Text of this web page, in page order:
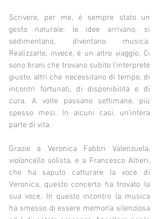
Scrivere, per me, è sempre stato un
gesto naturale: le idee arrivano, si
sedimentano, diventano musica.
Realizzarle, invece, è un altro viaggio. Ci
sono brani che trovano subito l’interprete
giusto, altri che necessitano di tempo, di
incontri fortunati, di disponibilità e di
cura. A volte passano settimane, più
spesso mesi. In alcuni casi, un’intera
parte di vita.
Grazie a Veronica Fabbri Valenzuela,
violoncello solista, e a Francesco Altieri,
che ha saputo catturare la voce di
Veronica, questo concerto ha trovato la
sua voce. In questo incontro la musica
ha smesso di essere memoria silenziosa